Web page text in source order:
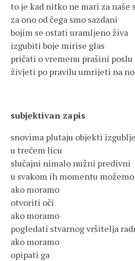
to je kad nitko ne mari za naše
za ono od čega smo sazdani
bojim se ostati uramljeno živa
izgubiti boje mirise glas
pričati o vremenu prašini poslu
živjeti po pravilu umrijeti na
subjektivan zapis
snovima plutaju objekti
u trećem licu
slučajni nimalo nužni predivni
u svakom ih momentu
ako moramo
otvoriti oči
ako moramo
pogledati stvarnog vršitelja
ako moramo
opipati ga